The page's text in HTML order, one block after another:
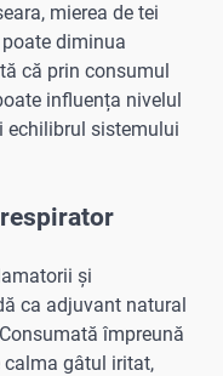
mierea de tei
diminua
că prin consumul
influența nivelul
echilibrul sistemului
și
ca adjuvant natural
împreună
calma gâtul iritat,